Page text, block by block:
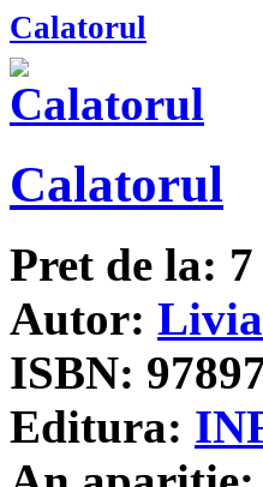
Calatorul
Calatorul
Pret de la: 7
Autor:
ISBN:
Editura: